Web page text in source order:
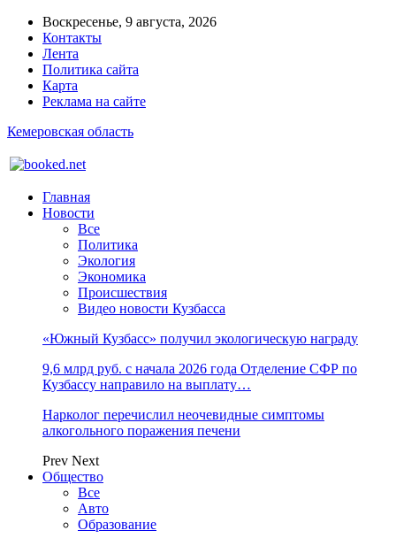
Воскресенье, 9 августа, 2026
Контакты
Лента
Политика сайта
Карта
Реклама на сайте
Кемеровская область
Главная
Новости
Все
Политика
Экология
Экономика
Происшествия
Видео новости Кузбасса
«Южный Кузбасс» получил экологическую награду
9,6 млрд руб. с начала 2026 года Отделение СФР по
Кузбассу направило на выплату…
Нарколог перечислил неочевидные симптомы
алкогольного поражения печени
Prev Next
Общество
Все
Авто
Образование